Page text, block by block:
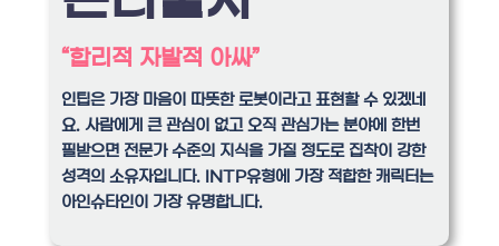
“합리적 자발적 아싸”
인팁은 가장 마음이 따뜻한 로봇이라고 표현할 수 있겠네
요. 사람에게 큰 관심이 없고 오직 관심가는 분야에 한번
필받으면 전문가 수준의 지식을 가질 정도로 집착이 강한
성격의 소유자입니다. INTP유형에 가장 적합한 캐릭터는
아인슈타인이 가장 유명합니다.